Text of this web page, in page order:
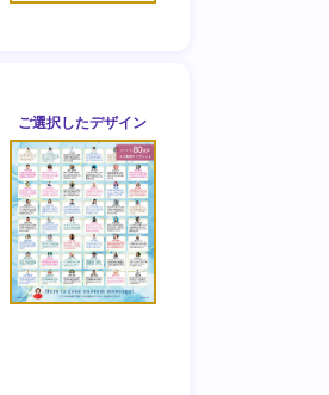
ご選択したデザイン